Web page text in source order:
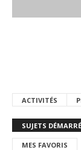
ACTIVITÉS
SUJETS
MES FAVORIS